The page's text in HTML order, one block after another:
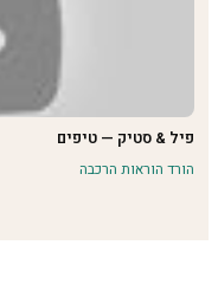
פיל & סטיק — טיפים
הורד הוראות הרכבה